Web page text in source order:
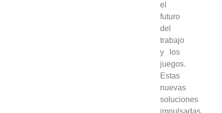
el
futuro
del
trabajo
y los
juegos.
Estas
nuevas
soluciones